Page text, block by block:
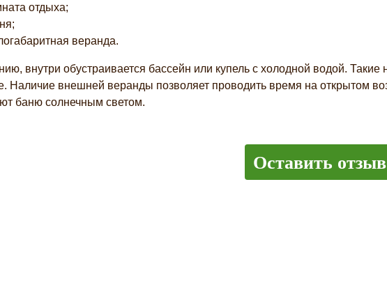
отдыха;
веранда.
внутри обустраивается бассейн или купель с холодной водой.
Наличие внешней веранды позволяет проводить время на открытом
баню солнечным светом.
Оставить отзыв